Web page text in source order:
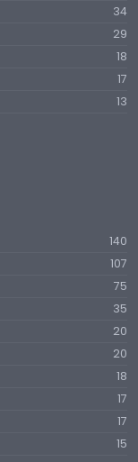
34
29
18
17
13
140
107
75
35
20
20
18
17
17
15